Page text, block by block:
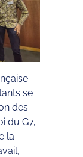
se
des
du G7,
la